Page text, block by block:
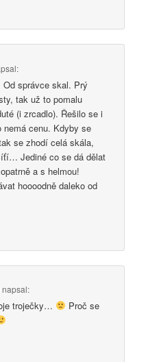
správce skal. Prý
tak už to pomalu
(i zrcadlo). Řešilo se i
nemá cenu. Kdyby se
se zhodí celá skála,
Jediné co se dá dělat
a s helmou!
hoooodně daleko od
napsal:
troječky…
Proč se